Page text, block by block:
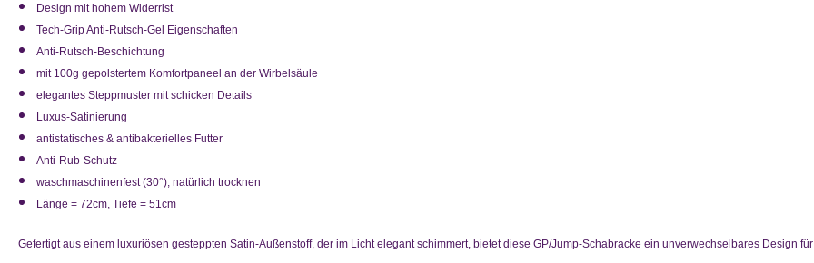
Design mit hohem Widerrist
Tech-Grip Anti-Rutsch-Gel Eigenschaften
Anti-Rutsch-Beschichtung
mit 100g gepolstertem Komfortpaneel an der Wirbelsäule
elegantes Steppmuster mit schicken Details
Luxus-Satinierung
antistatisches & antibakterielles Futter
Anti-Rub-Schutz
waschmaschinenfest (30°), natürlich trocknen
Länge = 72cm, Tiefe = 51cm
Gefertigt aus einem luxuriösen gesteppten Satin-Außenstoff, der im Licht elegant schimmert, bietet diese GP/Jump-Schabracke ein unverwechselbares Design